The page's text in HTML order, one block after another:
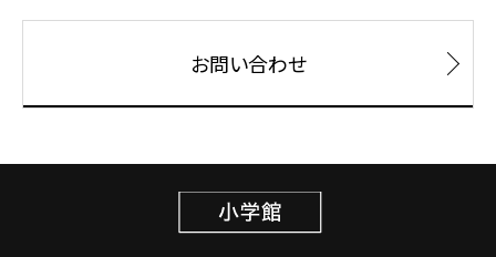
お問い合わせ